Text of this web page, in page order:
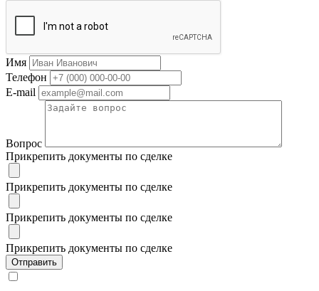
Имя
Телефон
E-mail
Вопрос
Прикрепить документы по сделке
Прикрепить документы по сделке
Прикрепить документы по сделке
Прикрепить документы по сделке